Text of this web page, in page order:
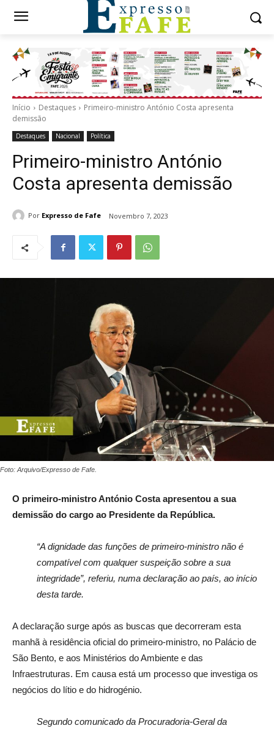
Início Destaques
Primeiro-ministro António Costa apresenta
demissão
Destaques Nacional Política
Primeiro-ministro António
Costa apresenta demissão
Por Expresso de Fafe Novembro 7, 2023
Foto: Arquivo/Expresso de Fafe.
O primeiro-ministro António Costa apresentou a sua
demissão do cargo ao Presidente da República.
“A dignidade das funções de primeiro-ministro não é
compatível com qualquer suspeição sobre a sua
integridade”, referiu, numa declaração ao país, ao início
desta tarde.
A declaração surge após as buscas que decorreram esta
manhã à residência oficial do primeiro-ministro, no Palácio de
São Bento, e aos Ministérios do Ambiente e das
Infraestruturas. Em causa está um processo que investiga os
negócios do lítio e do hidrogénio.
Segundo comunicado da Procuradoria-Geral da